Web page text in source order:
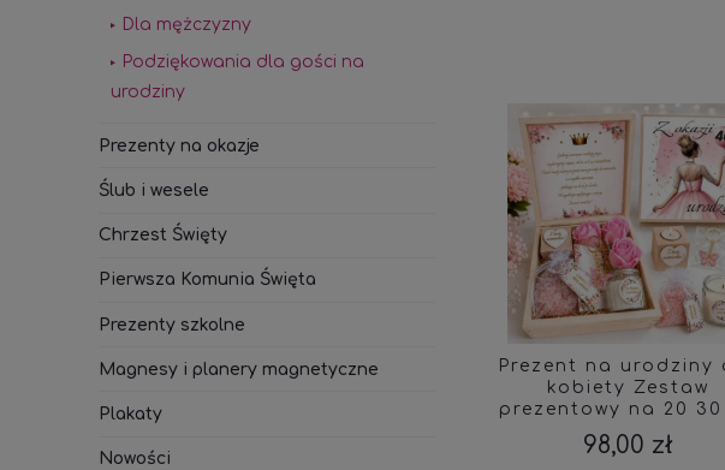
Dla mężczyzny
Podziękowania dla gości na
urodziny
Prezenty na okazje
Ślub i wesele
Chrzest Święty
Pierwsza Komunia Święta
Prezenty szkolne
Magnesy i planery magnetyczne
Plakaty
Nowości
Prezent na urodziny
kobiety Zestaw
prezentowy na 20 30
50 60 urodziny
98,00 zł